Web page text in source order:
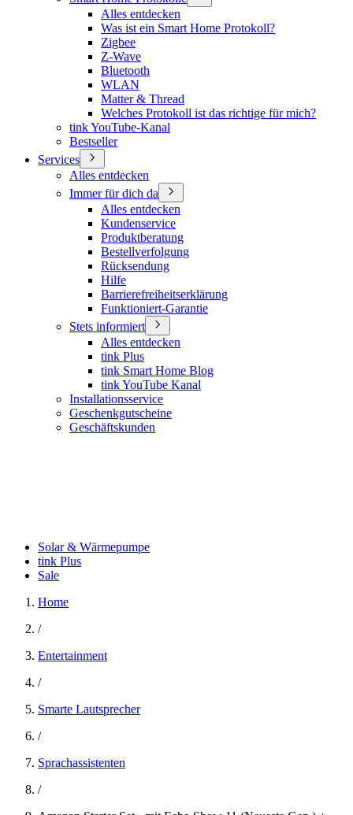
Alles entdecken
Was ist ein Smart Home Protokoll?
Zigbee
Z-Wave
Bluetooth
WLAN
Matter & Thread
Welches Protokoll ist das richtige für mich?
tink YouTube-Kanal
Bestseller
Services
Alles entdecken
Immer für dich da
Alles entdecken
Kundenservice
Produktberatung
Bestellverfolgung
Rücksendung
Hilfe
Barrierefreiheitserklärung
Funktioniert-Garantie
Stets informiert
Alles entdecken
tink Plus
tink Smart Home Blog
tink YouTube Kanal
Installationsservice
Geschenkgutscheine
Geschäftskunden
Solar & Wärmepumpe
tink Plus
Sale
Home
/
Entertainment
/
Smarte Lautsprecher
/
Sprachassistenten
/